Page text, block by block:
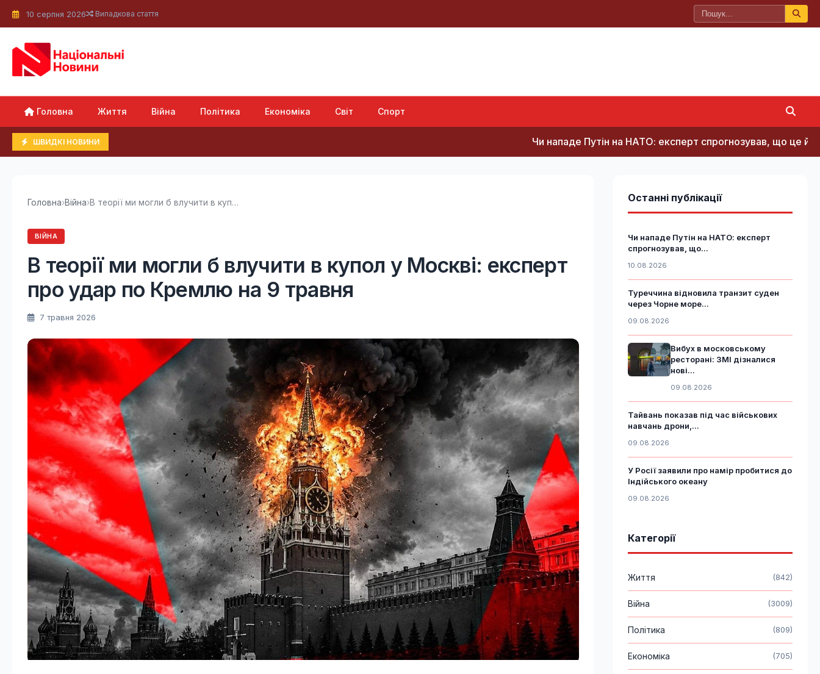
10 серпня 2026 Випадкова стаття
Головна Життя Війна Політика Економіка Світ Спорт
ШВИДКІ НОВИНИ Чи нападе Путін на НАТО: експерт спрогнозував, що це йому
Головна›Війна› В теорії ми могли б влучити в купол у Москві:...
ВІЙНА
В теорії ми могли б влучити в купол у Москві: експерт
про удар по Кремлю на 9 травня
7 травня 2026
Останні публікації
Чи нападе Путін на НАТО: експерт
спрогнозував, що...
10.08.2026
Туреччина відновила транзит суден
через Чорне море...
09.08.2026
Вибух в московському
ресторані: ЗМІ дізналися
нові...
09.08.2026
Тайвань показав під час військових
навчань дрони,...
09.08.2026
У Росії заявили про намір пробитися до
Індійського океану
09.08.2026
Категорії
Життя (842)
Війна (3009)
Політика (809)
Економіка (705)